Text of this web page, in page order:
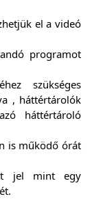
el a videó
programot
szükséges
, háttértárolók
háttértároló
is működő órát
jel mint egy